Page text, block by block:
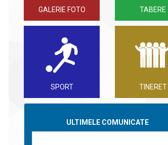
GALERIE FOTO TABERE
SPORT TINERET
ULTIMELE COMUNICATE